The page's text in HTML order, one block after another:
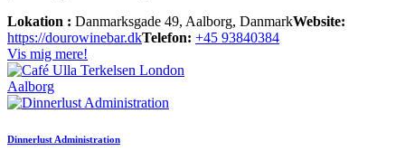
Lokation : Danmarksgade 49, Aalborg, DanmarkWebsite:
https://dourowinebar.dkTelefon: +45 93840384
Vis mig mere!
Aalborg
Dinnerlust Administration